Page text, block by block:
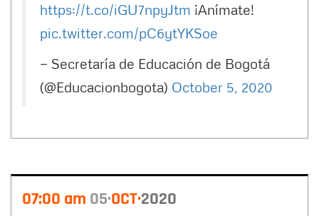
https://t.co/iGU7npyJtm ¡Anímate!
pic.twitter.com/pC6ytYKSoe
— Secretaría de Educación de Bogotá
(@Educacionbogota) October 5, 2020
07:00 am 05 OCT 2020